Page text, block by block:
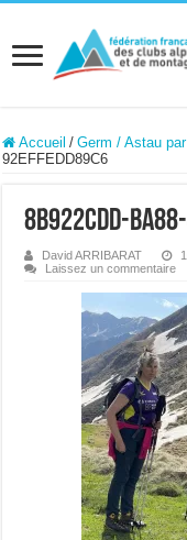
Accueil / Germ / Astau
92EFFEDD89C6
8B922CDD-
David ARRIBARAT
Laissez un commentaire